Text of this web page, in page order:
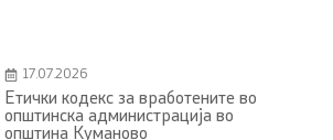
17.07.2026
Етички кодекс за вработените во
општинска администрација во
општина Куманово